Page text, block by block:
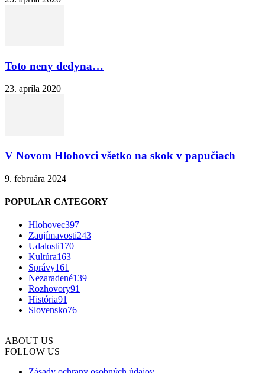
Toto neny dedyna…
23. apríla 2020
V Novom Hlohovci všetko na skok v papučiach
9. februára 2024
POPULAR CATEGORY
Hlohovec397
Zaujímavosti243
Udalosti170
Kultúra163
Správy161
Nezaradené139
Rozhovory91
História91
Slovensko76
ABOUT US
FOLLOW US